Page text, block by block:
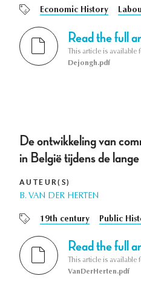
Economic History
Read the full
This article is
Dejongh.pdf
De ontwikkeling van
in België tijdens de
AUTEUR(S)
B. VAN DER HERTEN
19th century Public
Read the full
This article is
VanDerHerten.pdf